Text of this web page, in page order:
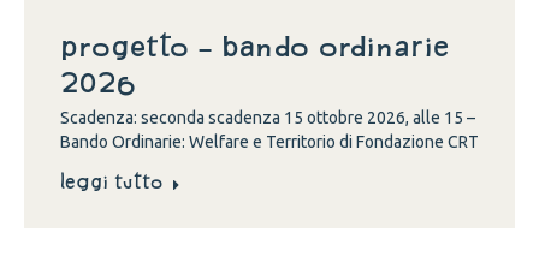
Progetto – Bando Ordinarie
2026
Scadenza: seconda scadenza 15 ottobre 2026, alle 15 –
Bando Ordinarie: Welfare e Territorio di Fondazione CRT
Leggi tutto